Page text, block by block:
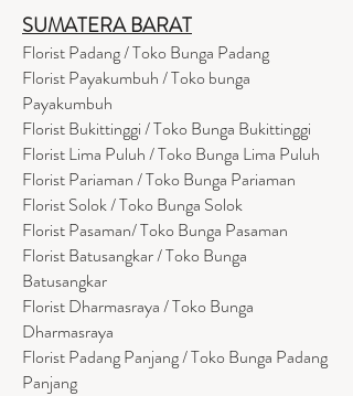
SUMATERA BARAT
Florist Padang / Toko Bunga Padang
Florist Payakumbuh / Toko bunga
Payakumbuh
Florist Bukittinggi / Toko Bunga Bukittinggi
Florist Lima Puluh / Toko Bunga Lima Puluh
Florist Pariaman / Toko Bunga Pariaman
Florist Solok / Toko Bunga Solok
Florist Pasaman/ Toko Bunga Pasaman
Florist Batusangkar / Toko Bunga
Batusangkar
Florist Dharmasraya / Toko Bunga
Dharmasraya
Florist Padang Panjang / Toko Bunga Padang
Panjang